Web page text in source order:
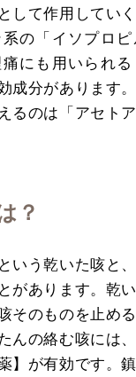
して作用してい
の「イソプロピ
にも用いられる
成分があります
るのは「アセトア
？
いう乾いた咳と
があります。乾
そのものを止め
んの絡む咳には
】が有効です。